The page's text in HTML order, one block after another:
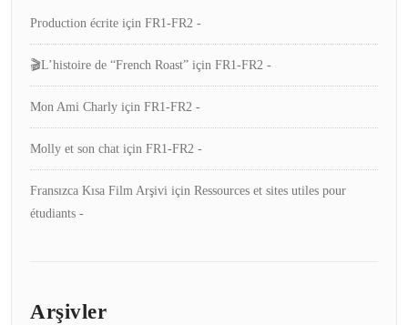
Production écrite için FR1-FR2 -
🎬L’histoire de “French Roast” için FR1-FR2 -
Mon Ami Charly için FR1-FR2 -
Molly et son chat için FR1-FR2 -
Fransızca Kısa Film Arşivi için Ressources et sites utiles pour
étudiants -
Arşivler